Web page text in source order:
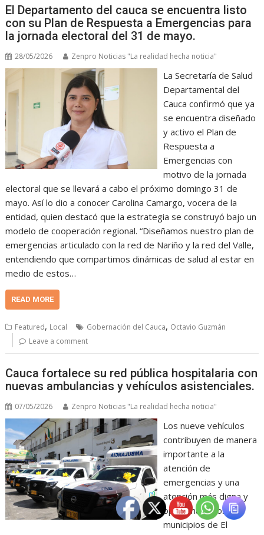
El Departamento del cauca se encuentra listo
con su Plan de Respuesta a Emergencias para
la jornada electoral del 31 de mayo.
28/05/2026 Zenpro Noticias "La realidad hecha noticia"
La Secretaría de Salud
Departamental del
Cauca confirmó que ya
se encuentra diseñado
y activo el Plan de
Respuesta a
Emergencias con
motivo de la jornada
electoral que se llevará a cabo el próximo domingo 31 de
mayo. Así lo dio a conocer Carolina Camargo, vocera de la
entidad, quien destacó que la estrategia se construyó bajo un
modelo de cooperación regional. “Diseñamos nuestro plan de
emergencias articulado con la red de Nariño y la red del Valle,
entendiendo que compartimos dinámicas de salud al estar en
medio de estos…
READ MORE
Featured, Local Gobernación del Cauca, Octavio Guzmán
Leave a comment
Cauca fortalece su red pública hospitalaria con
nuevas ambulancias y vehículos asistenciales.
07/05/2026 Zenpro Noticias "La realidad hecha noticia"
Los nueve vehículos
contribuyen de manera
importante a la
atención de
emergencias y una
atención más digna y
oportuna en los
municipios de El